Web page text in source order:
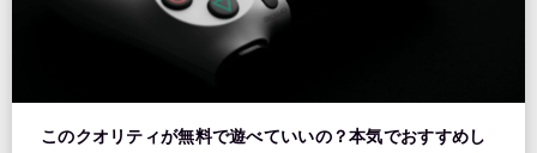
このクオリティが無料で遊べていいの？本気でおすすめし